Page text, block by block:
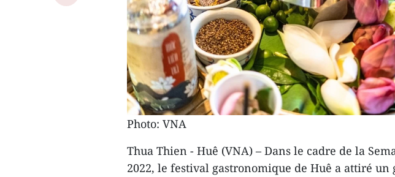
Photo: VNA
Thua Thien - Huê (VNA) – Dans le cadre de la
2022, le festival gastronomique de Huê a attiré un